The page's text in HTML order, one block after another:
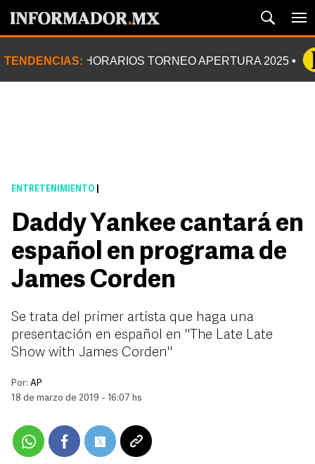
TENDENCIAS: HORARIOS TORNEO APERTURA 2025
ENTRETENIMIENTO
Daddy Yankee cantará en
español en programa de
James Corden
Se trata del primer artista que haga una
presentación en español en "The Late Late
Show with James Corden"
Por: AP
18 de marzo de 2019 - 16:07 hs